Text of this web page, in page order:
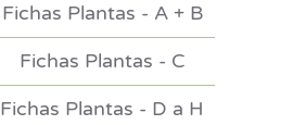
Fichas Plantas - A + B
Fichas Plantas - C
Fichas Plantas - D a H